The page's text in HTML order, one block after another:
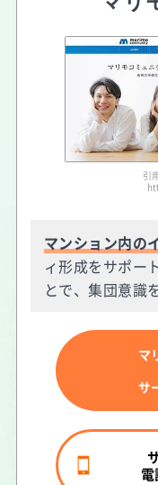
引
マンション内の
ィ形成をサポー
とで、集団意識
マ
サ